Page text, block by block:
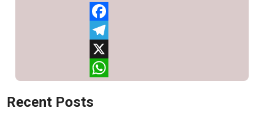
Facebook
Telegram
X
Recent Posts